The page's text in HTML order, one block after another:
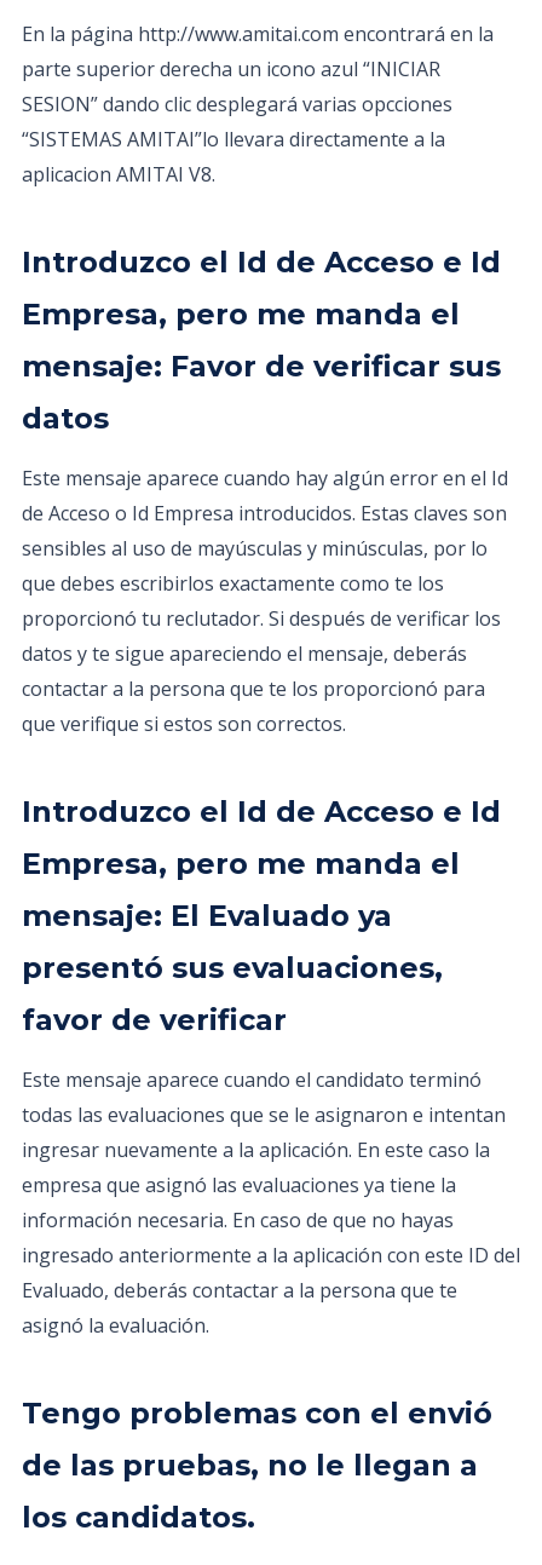
En la página http://www.amitai.com encontrará en la
parte superior derecha un icono azul “INICIAR
SESION” dando clic desplegará varias opcciones
“SISTEMAS AMITAI”lo llevara directamente a la
aplicacion AMITAI V8.
Introduzco el Id de Acceso e Id
Empresa, pero me manda el
mensaje: Favor de verificar sus
datos
Este mensaje aparece cuando hay algún error en el Id
de Acceso o Id Empresa introducidos. Estas claves son
sensibles al uso de mayúsculas y minúsculas, por lo
que debes escribirlos exactamente como te los
proporcionó tu reclutador. Si después de verificar los
datos y te sigue apareciendo el mensaje, deberás
contactar a la persona que te los proporcionó para
que verifique si estos son correctos.
Introduzco el Id de Acceso e Id
Empresa, pero me manda el
mensaje: El Evaluado ya
presentó sus evaluaciones,
favor de verificar
Este mensaje aparece cuando el candidato terminó
todas las evaluaciones que se le asignaron e intentan
ingresar nuevamente a la aplicación. En este caso la
empresa que asignó las evaluaciones ya tiene la
información necesaria. En caso de que no hayas
ingresado anteriormente a la aplicación con este ID del
Evaluado, deberás contactar a la persona que te
asignó la evaluación.
Tengo problemas con el envió
de las pruebas, no le llegan a
los candidatos.